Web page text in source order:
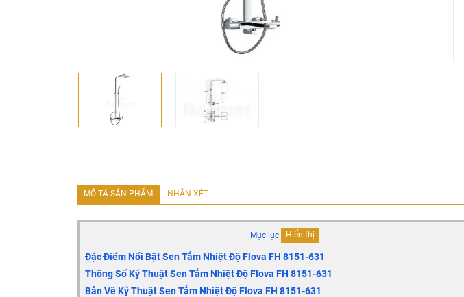
MÔ TẢ SẢN PHẨM NHẬN XÉT
Mục lục Hiển thị
Đặc Điểm Nổi Bật Sen Tắm Nhiệt Độ FlovaFH 8151-631
Thông Số Kỹ Thuật Sen Tắm Nhiệt Độ FlovaFH 8151-631
Bản Vẽ Kỹ Thuật Sen Tắm Nhiệt Độ FlovaFH 8151-631